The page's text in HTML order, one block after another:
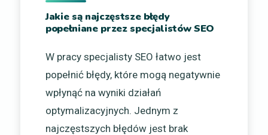
Jakie są najczęstsze błędy
popełniane przez specjalistów SEO
W pracy specjalisty SEO łatwo jest
popełnić błędy, które mogą negatywnie
wpłynąć na wyniki działań
optymalizacyjnych. Jednym z
najczęstszych błędów jest brak